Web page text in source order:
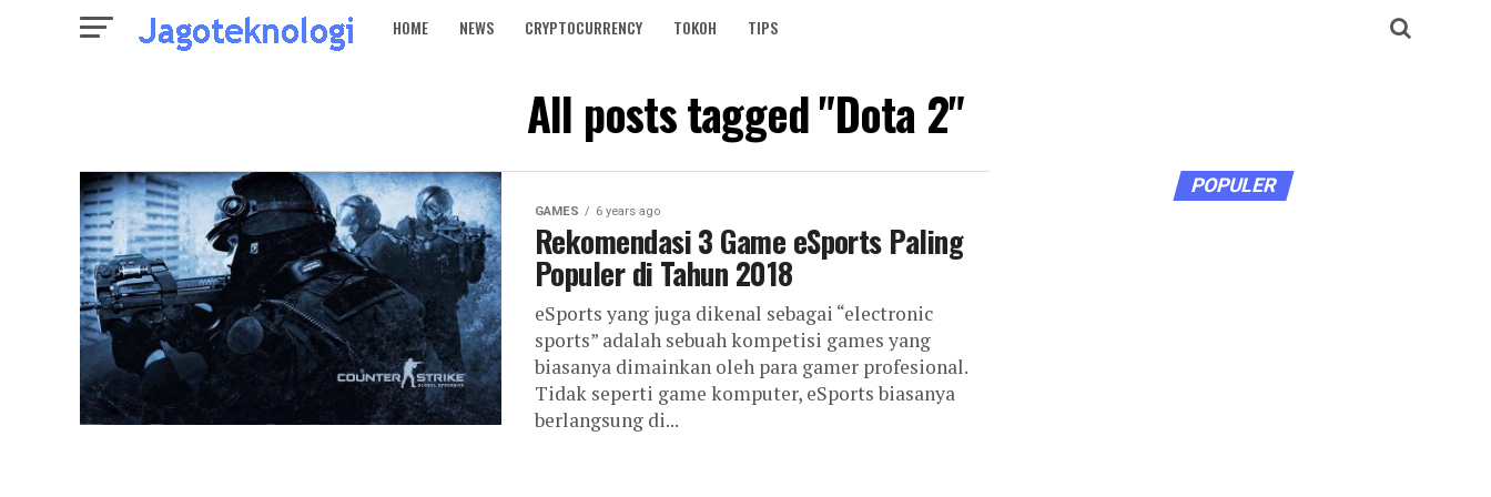
HOME NEWS CRYPTOCURRENCY TOKOH TIPS
All posts tagged "Dota 2"
GAMES 6 years ago
Rekomendasi 3 Game eSports Paling
Populer di Tahun 2018
eSports yang juga dikenal sebagai “electronic
sports” adalah sebuah kompetisi games yang
biasanya dimainkan oleh para gamer profesional.
Tidak seperti game komputer, eSports biasanya
berlangsung di...
POPULER